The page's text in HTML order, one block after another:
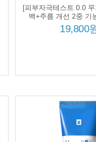
탄력 피부결 집중
라겐수 처
[피부자극테스트 0.0
백+주름 개선 2중 기
5,000ppm + 8종 콜라
19,800